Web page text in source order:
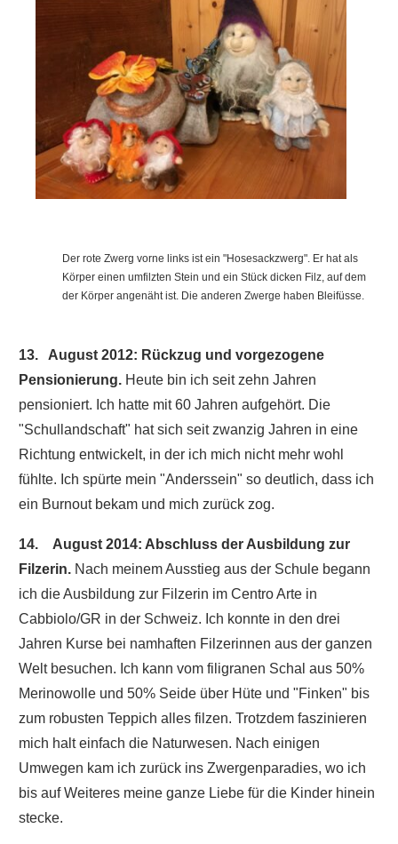
Der rote Zwerg vorne links ist ein "Hosesackzwerg". Er hat als
Körper einen umfilzten Stein und ein Stück dicken Filz, auf dem
der Körper angenäht ist. Die anderen Zwerge haben Bleifüsse.
13. August 2012: Rückzug und vorgezogene
Pensionierung. Heute bin ich seit zehn Jahren
pensioniert. Ich hatte mit 60 Jahren aufgehört. Die
"Schullandschaft" hat sich seit zwanzig Jahren in eine
Richtung entwickelt, in der ich mich nicht mehr wohl
fühlte. Ich spürte mein "Anderssein" so deutlich, dass ich
ein Burnout bekam und mich zurück zog.
14. August 2014: Abschluss der Ausbildung zur
Filzerin. Nach meinem Ausstieg aus der Schule begann
ich die Ausbildung zur Filzerin im Centro Arte in
Cabbiolo/GR in der Schweiz. Ich konnte in den drei
Jahren Kurse bei namhaften Filzerinnen aus der ganzen
Welt besuchen. Ich kann vom filigranen Schal aus 50%
Merinowolle und 50% Seide über Hüte und "Finken" bis
zum robusten Teppich alles filzen. Trotzdem faszinieren
mich halt einfach die Naturwesen. Nach einigen
Umwegen kam ich zurück ins Zwergenparadies, wo ich
bis auf Weiteres meine ganze Liebe für die Kinder hinein
stecke.